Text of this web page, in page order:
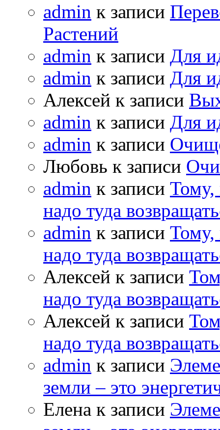
admin к записи
Растений
admin к записи Для
admin к записи Для
Алексей к записи
admin к записи Для
admin к записи
Любовь к записи
admin к записи Тому,
надо туда
admin к записи Тому,
надо туда
Алексей к записи
надо туда
Алексей к записи
надо туда
admin к записи
земли – это
Елена к записи